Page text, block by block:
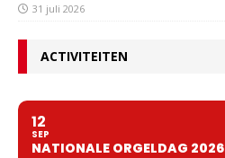
31 juli 2026
ACTIVITEITEN
12
SEP
NATIONALE ORGELDAG 2026